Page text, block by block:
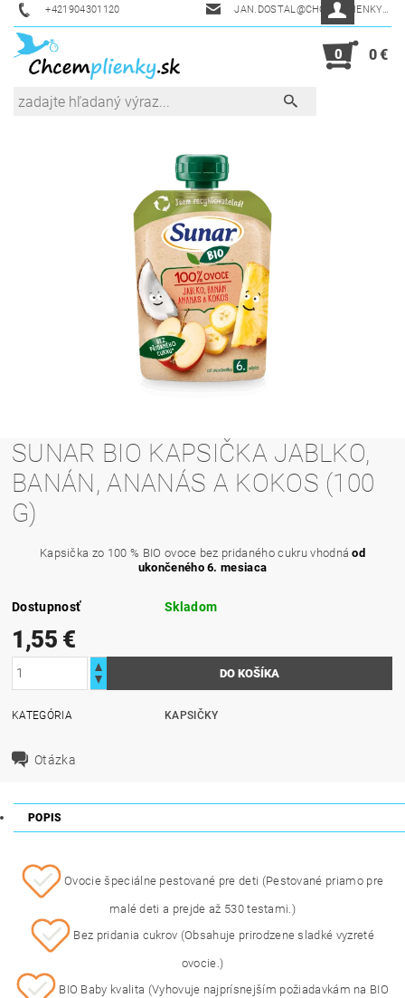
+421904301120 JAN.DOSTAL@CHCEMPLIENKY.SK
0 0 €
SUNAR BIO KAPSIČKA JABLKO,
BANÁN, ANANÁS A KOKOS (100
G)
Kapsička zo 100 % BIO ovoce bez pridaného cukru vhodnáod
ukončeného 6. mesiaca
Dostupnosť Skladom
1,55 €
KATEGÓRIA KAPSIČKY
Otázka
POPIS
Ovocie špeciálne pestované pre deti (Pestované priamo pre
malé deti a prejde až 530 testami.)
Bez pridania cukrov (Obsahuje prirodzene sladké vyzreté
ovocie.)
BIO Baby kvalita (Vyhovuje najprísnejším požiadavkám na BIO